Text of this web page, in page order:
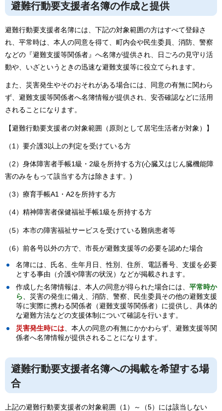
避難行動要支援者名簿の作成と提供
避難行動要支援者名簿には、下記の対象範囲の方はすべて登録さ
れ、平常時は、本人の同意を得て、町内会や民生委員、消防、警察
などの『避難支援等関係者』へ名簿が提供され、日ごろの見守り活
動や、いざというときの迅速な避難支援等に役立てられます。
また、災害発生やそのおそれがある場合には、同意の有無に関わら
ず、避難支援等関係者へ名簿情報が提供され、安否確認などに活用
されることになります。
【避難行動要支援者の対象範囲（原則として居宅生活者が対象）】
（1）要介護3以上の判定を受けている方
（2）身体障害者手帳1級・2級を所持する方(心臓又はじん臓機能障
害のみをもって該当する方は除きます。)
（3）療育手帳A1・A2を所持する方
（4）精神障害者保健福祉手帳1級を所持する方
（5）本市の障害福祉サービスを受けている難病患者等
（6）前各号以外の方で、市長が避難支援等の必要を認めた場合
名簿には、氏名、生年月日、性別、住所、電話番号、支援を必要
とする事由（介護や障害の状況）などが掲載されます。
作成した名簿情報は、本人の同意が得られた場合には、 平常時か
ら 、災害の発生に備え、消防、警察、民生委員その他の避難支援
等に実際に携わる関係者（避難支援等関係者）に提供し、具体的
な避難方法などの支援体制について確認を行います。
災害発生時には 、本人の同意の有無にかかわらず、避難支援等関
係者へ名簿情報が提供されることになります。
避難行動要支援者名簿への掲載を希望する場
合
上記の避難行動要支援者の対象範囲（1）～（5）には該当しない